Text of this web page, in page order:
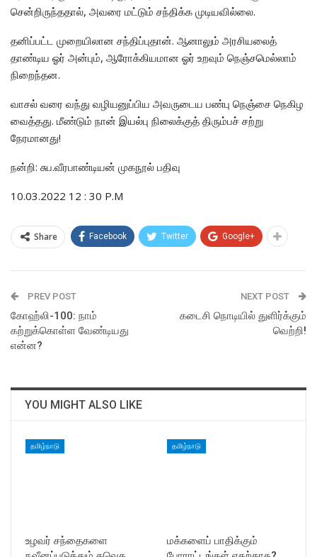
சென்றிருந்ததால், அவரை மட்டும் சந்திக்க முடியவில்லை.
தனிப்பட்ட முறையிலான சந்திப்புதான். ஆனாலும் அரசியலைத்
தாண்டிய ஓர் அன்பும், ஆரோக்கியமான ஓர் உறவும் நெஞ்சமெல்லாம்
நிறைந்தன.
வாசல் வரை வந்து வழியனுப்பிய அவருடைய பண்பு நெஞ்சை நெகிழ
வைத்தது. மீண்டும் நான் இயல்பு நிலைக்குத் திரும்பச் சற்று
நேரமானது!
நன்றி: சுப.வீரபாண்டியன் முகநூல் பதிவு
10.03.2022 12 : 30 P.M
Share Facebook Twitter Google+
PREV POST
கோஹ்லி-100: நாம்
கற்றுக்கொள்ள வேண்டியது
என்ன?
NEXT POST
கடைசி நொடியில் துளிர்க்கும்
வெற்றி!
YOU MIGHT ALSO LIKE
தமிழ்நாடு
உழவர் சந்தைகளை
தமிழ்நாடு
மக்களைப் பாதிக்கும்